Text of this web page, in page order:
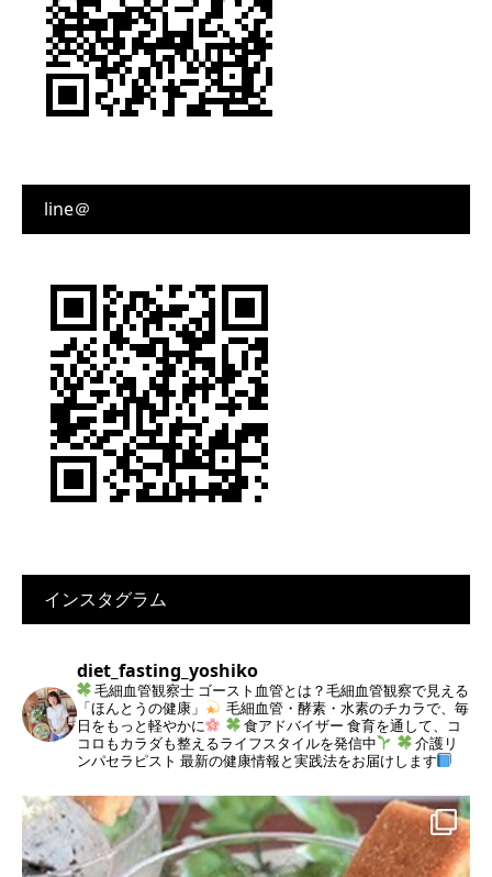
line＠
インスタグラム
diet_fasting_yoshiko
毛細血管観察士 ゴースト血管とは？毛細血管観察で見える
「ほんとうの健康」
毛細血管・酵素・水素のチカラで、毎
日をもっと軽やかに
食アドバイザー 食育を通して、コ
コロもカラダも整えるライフスタイルを発信中
介護リ
ンパセラピスト 最新の健康情報と実践法をお届けします